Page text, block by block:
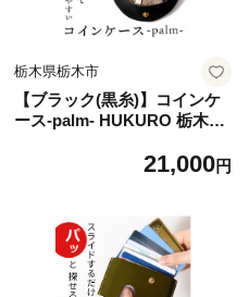
栃木県栃木市
【ブラック(黒糸)】コインケ
ース-palm- HUKURO 栃木レ
21,000円